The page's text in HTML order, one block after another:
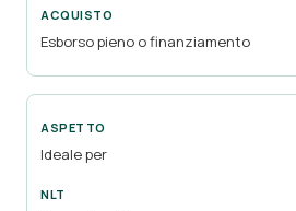
Esborso pieno o finanziamento
Ideale per